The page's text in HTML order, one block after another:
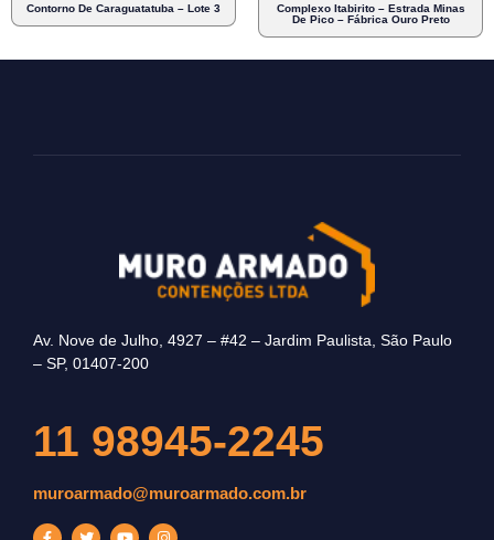
Contorno De Caraguatatuba – Lote 3
Complexo Itabirito – Estrada Minas
De Pico – Fábrica Ouro Preto
Av. Nove de Julho, 4927 – #42 – Jardim Paulista, São Paulo
– SP, 01407-200
11 98945-2245
muroarmado@muroarmado.com.br